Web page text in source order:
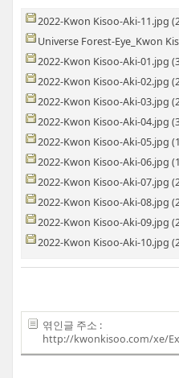
2022-Kwon Kisoo-Aki-11.jpg
Universe Forest-Eye_Kwon
2022-Kwon Kisoo-Aki-01.jpg
2022-Kwon Kisoo-Aki-02.jpg
2022-Kwon Kisoo-Aki-03.jpg
2022-Kwon Kisoo-Aki-04.jpg
2022-Kwon Kisoo-Aki-05.jpg
2022-Kwon Kisoo-Aki-06.jpg
2022-Kwon Kisoo-Aki-07.jpg
2022-Kwon Kisoo-Aki-08.jpg
2022-Kwon Kisoo-Aki-09.jpg
2022-Kwon Kisoo-Aki-10.jpg
엮인글 주소 :
http://kwonkisoo.com/xe/